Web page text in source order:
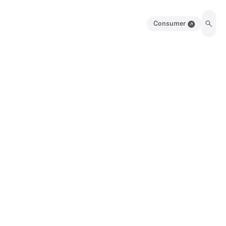
Consumer